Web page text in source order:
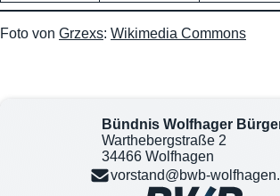
Foto von Grzexs: Wikimedia Commons
Bündnis Wolfhager
Warthebergstraße 2
34466 Wolfhagen
vorstand@bwb-